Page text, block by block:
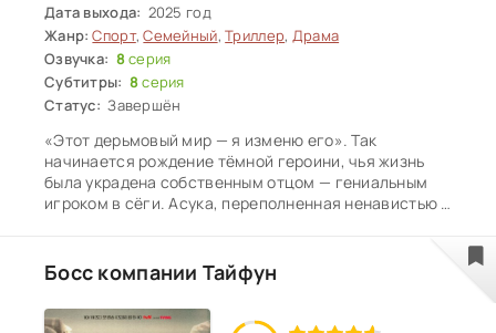
Дата выхода: 2025 год
Жанр: Спорт,Семейный,Триллер, Драма
Озвучка: 8серия
Субтитры: 8серия
Статус: Завершён
«Этот дерьмовый мир — я изменю его». Так
начинается рождение тёмной героини, чья жизнь
была украдена собственным отцом — гениальным
игроком в сёги. Асука, переполненная ненавистью и
пытаясь вернуть контроль над своей судьбой.
Босс компании Тайфун